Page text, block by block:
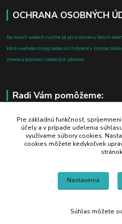
OCHRANA OSOBNÝCH
Na našich weboch ručíme za plnú ochranu Vašich
ktoré uvediete o svojej osobe, sú chránené v zmysle
zmene a doplnení niektorých zákonov.
Radi Vám pomôžeme:
+421 908 700 612
po-pia: 8.00 - 16.00
business@jtf.sk
Pre základnú funkčnosť,
účely a v prípade udelenia
využívame súbory cookies.
cookies môžete kedykoľvek
Nastavenia
Súhlas môžete